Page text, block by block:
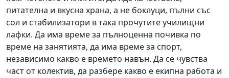
питателна и вкусна храна, а не боклуци, пълни със
сол и стабилизатори в така прочутите училищни
лафки. Да има време за пълноценна почивка по
време на занятията, да има време за спорт,
независимо какво е времето навън. Да се чувства
част от колектив, да разбере какво е екипна работа и